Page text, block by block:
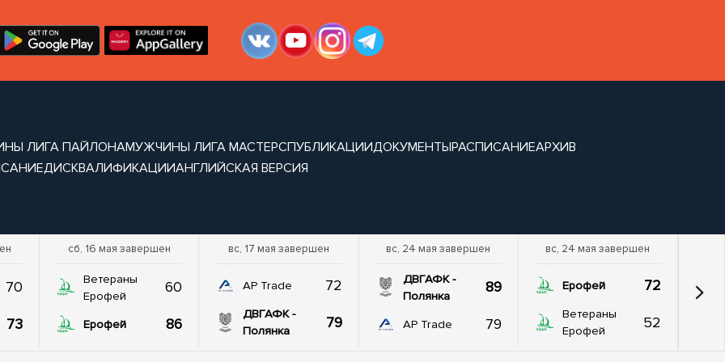
ЛИГА ПАЙЛОНАМУЖЧИНЫ ЛИГА МАСТЕРСПУБЛИКАЦИИДОКУМЕНТЫРАСПИСАНИЕАРХИВ
ДИСКВАЛИФИКАЦИИАНГЛИЙСКАЯ ВЕРСИЯ
70
73
сб, 16 мая завершен
Ветераны
Ерофей
60
Ерофей 86
вс, 17 мая завершен
AP Trade 72
ДВГАФК -
Полянка
79
вс, 24 мая завершен
ДВГАФК -
Полянка
89
AP Trade 79
вс, 24 мая завершен
Ерофей 72
Ветераны
Ерофей
52